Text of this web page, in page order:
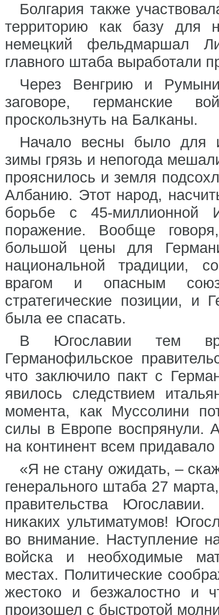
Болгария также
территорию как базу для
немецкий фельдмаршал
главного штаба выработали
Через Венгрию и
заговоре, германские
проскользнуть на Балканы.
Начало весны было для
зимы грязь и непогода
прояснилось и земля
Албанию. Этот народ,
борьбе с 45-миллионной
поражение. Вообще
большой цены для
национальной традиции,
врагом и опасным
стратегические позиции, и
была ее спасать.
В Югославии тем
Германофильское
что заключило пакт с
явилось следствием
момента, как Муссолини
силы в Европе воспрянули.
на континент всем
«Я не стану ожидать, –
генерального штаба 27
правительства
никаких ультиматумов!
во внимание. Наступление
войска и необходимые
местах. Политические
жестоко и безжалостно и
произошел с быстротой